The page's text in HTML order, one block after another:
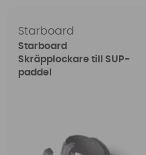
Starboard
Starboard
Skräpplockare till SUP-
paddel